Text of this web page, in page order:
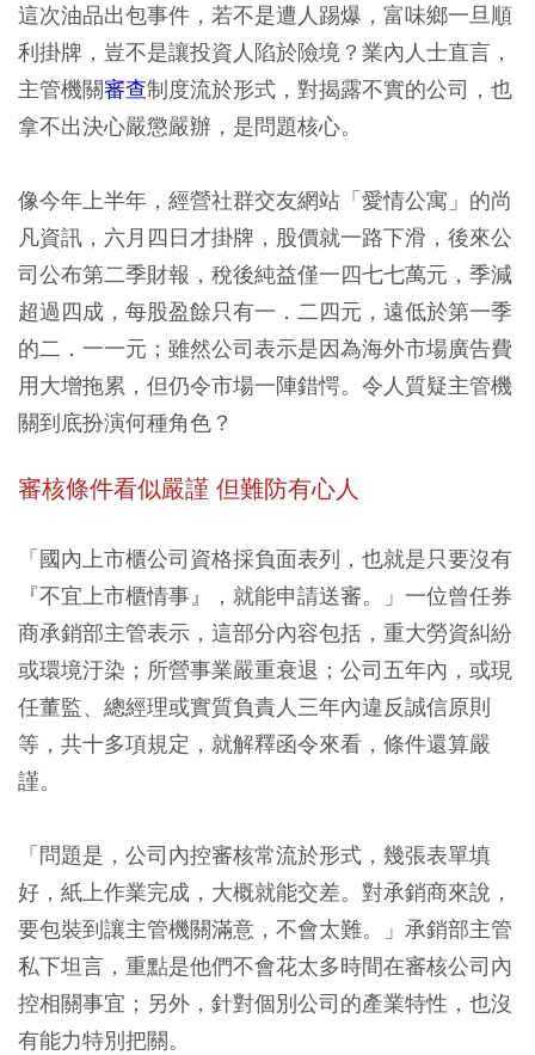
這次油品出包事件，若不是遭人踢爆，富味鄉一旦順
利掛牌，豈不是讓投資人陷於險境？業內人士直言，
主管機關審查制度流於形式，對揭露不實的公司，也
拿不出決心嚴懲嚴辦，是問題核心。
像今年上半年，經營社群交友網站「愛情公寓」的尚
凡資訊，六月四日才掛牌，股價就一路下滑，後來公
司公布第二季財報，稅後純益僅一四七七萬元，季減
超過四成，每股盈餘只有一．二四元，遠低於第一季
的二．一一元；雖然公司表示是因為海外市場廣告費
用大增拖累，但仍令市場一陣錯愕。令人質疑主管機
關到底扮演何種角色？
審核條件看似嚴謹 但難防有心人
「國內上市櫃公司資格採負面表列，也就是只要沒有
『不宜上市櫃情事』，就能申請送審。」一位曾任券
商承銷部主管表示，這部分內容包括，重大勞資糾紛
或環境汙染；所營事業嚴重衰退；公司五年內，或現
任董監、總經理或實質負責人三年內違反誠信原則
等，共十多項規定，就解釋函令來看，條件還算嚴
謹。
「問題是，公司內控審核常流於形式，幾張表單填
好，紙上作業完成，大概就能交差。對承銷商來說，
要包裝到讓主管機關滿意，不會太難。」承銷部主管
私下坦言，重點是他們不會花太多時間在審核公司內
控相關事宜；另外，針對個別公司的產業特性，也沒
有能力特別把關。